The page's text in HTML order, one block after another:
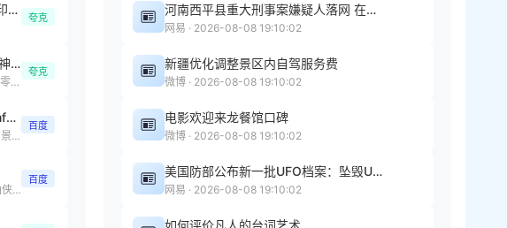
自媒体工具箱1_11专业去除短视频水印处理短视频
夸克
【AI课程】AI实战课零基础小白到大神零基础
免费【AI课程】Al实战课零基础小白到大神零基础小白课程下载
夸克
全能视频编辑Wan2.2Animate+ComfyUI整合包4.0
Sec+Sam3+换头、人物、主体、物品、背景、任意元素替换、动作复制
百度
凡人修仙传》是连载于起点中文网的一部仙侠修真小说，作者是忘语
百度
河南西平县重大刑事案嫌疑人落网 在玉米地里被抓获
网易 · 2026-08-08 19:10:02
新疆优化调整景区内自驾服务费
微博 · 2026-08-08 19:10:02
电影欢迎来龙餐馆口碑
微博 · 2026-08-08 19:10:02
美国防部公布新一批UFO档案：坠毁UFO里装着"人体"
网易 · 2026-08-08 19:10:02
如何评价凡人的台词艺术